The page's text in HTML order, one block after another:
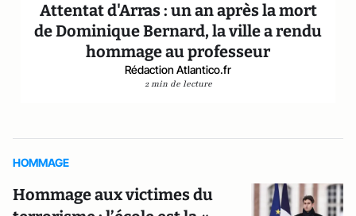
Attentat d'Arras : un an après la mort
de Dominique Bernard, la ville a rendu
hommage au professeur
Rédaction Atlantico.fr
2 min de lecture
HOMMAGE
Hommage aux victimes du